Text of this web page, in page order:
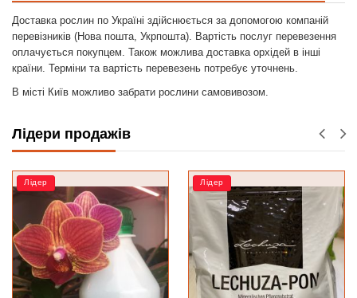
Доставка рослин по Україні здійснюється за допомогою компаній
перевізників (Нова пошта, Укрпошта). Вартість послуг перевезення
оплачується покупцем. Також можлива доставка орхідей в інші
країни. Терміни та вартість перевезень потребує уточнень.
В місті Київ можливо забрати рослини самовивозом.
Лідери продажів